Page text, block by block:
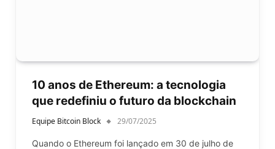
10 anos de Ethereum: a tecnologia
que redefiniu o futuro da blockchain
Equipe Bitcoin Block 29/07/2025
Quando o Ethereum foi lançado em 30 de julho de